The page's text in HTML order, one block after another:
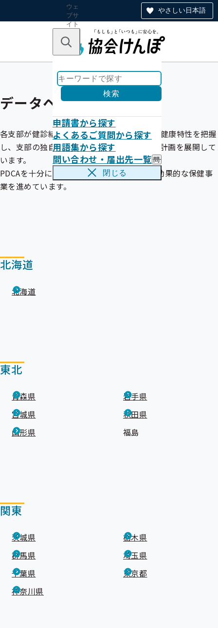
やさしい日本語
ウェ
ブサ
イト
のナ
ン
キーワードで探す
検索
申請書から探す
よくあるご質問から探す
用語集から探す
問い合わせ・届出先一覧 問
い
閉じる
データヘルス
各支部が健診結果データや医療費データから健康特性を把握
し、支部の独自性を発揮して、データヘルス
計画を展開して
います。
PDCAを十分に意識し、支部の実情に応じた効果的な保健事
業を進めています。
北海道
北海道
東北
青森県
岩手県
宮城県
秋田県
山形県
福島
関東
茨城県
栃木県
群馬県
埼玉県
千葉県
東京都
神奈川県